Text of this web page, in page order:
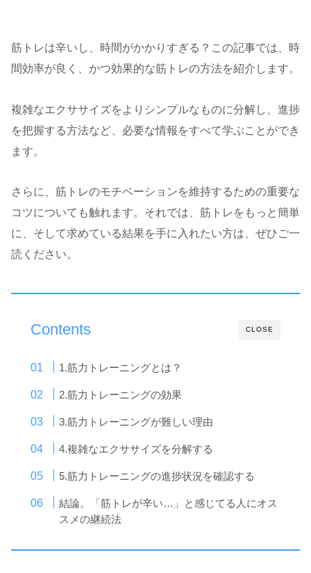
筋トレは辛いし、時間がかかりすぎる？この記事では、時
間効率が良く、かつ効果的な筋トレの方法を紹介します。
複雑なエクササイズをよりシンプルなものに分解し、進捗
を把握する方法など、必要な情報をすべて学ぶことができ
ます。
さらに、筋トレのモチベーションを維持するための重要な
コツについても触れます。それでは、筋トレをもっと簡単
に、そして求めている結果を手に入れたい方は、ぜひご一
読ください。
CLOSE
Contents
1.筋力トレーニングとは？
2.筋力トレーニングの効果
3.筋力トレーニングが難しい理由
4.複雑なエクササイズを分解する
5.筋力トレーニングの進捗状況を確認する
結論。「筋トレが辛い…」と感じてる人にオス
スメの継続法